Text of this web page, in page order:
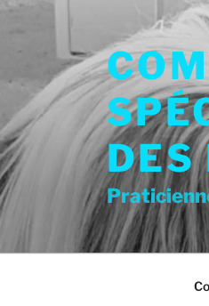
Aller
contenu
principal
DES